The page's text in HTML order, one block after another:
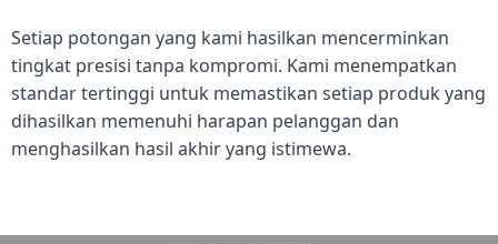
Setiap potongan yang kami hasilkan mencerminkan
tingkat presisi tanpa kompromi. Kami menempatkan
standar tertinggi untuk memastikan setiap produk yang
dihasilkan memenuhi harapan pelanggan dan
menghasilkan hasil akhir yang istimewa.